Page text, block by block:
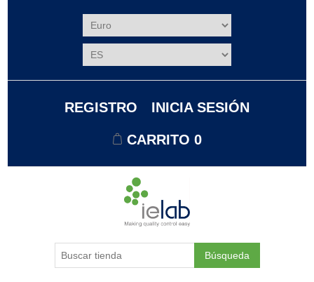
REGISTRO INICIA SESIÓN
CARRITO 0
Búsqueda